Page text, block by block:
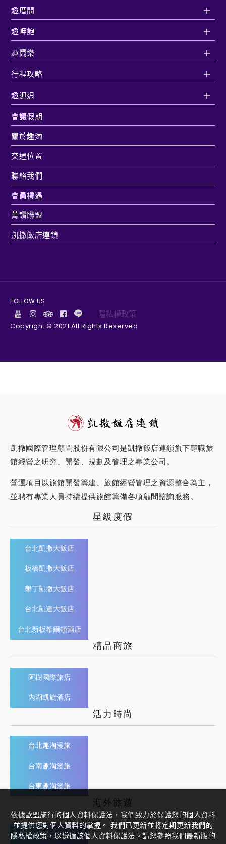
趣厝間
趣呷飽
趣鬧樂
行程攻略
趣𨑨迌
會議假期
關於趣淘
交通位置
聯絡我們
會員禮遇
菁鑽聯盟
凱撒飯店連鎖
FOLLOW US
隱私權政策
Copyright © 2021 All Rights Reserved
凱撒國際管理顧問股份有限公司是凱撒飯店連鎖旗下專職旅
館經營之研究、開發、規劃及管理之專業公司。
營運項目以旅館開發籌建、旅館經營管理之資源整合為主，
並聘有專業人員持續提供旅館籌備各項顧問諮詢服務。
星級度假
台北凱撒大飯店
板橋凱撒大飯店
墾丁凱撒大飯店
台北凱達大飯店
台北新板希爾頓酒店
精品商旅
阿樹國際旅店
內湖凱旋酒店
活力時尚
台北趣淘漫旅
台南趣淘漫旅
台東趣淘漫旅
海外旅遊
京都凱撒飯店
依據歐盟施行的個人資料保護法，我們致力於保護您的個人資料
並提供您對個人資料的掌握。 我們已更新並將定期更新我們的
隱私權政策，以遵循該個人資料保護法。請您參照我們最新版的